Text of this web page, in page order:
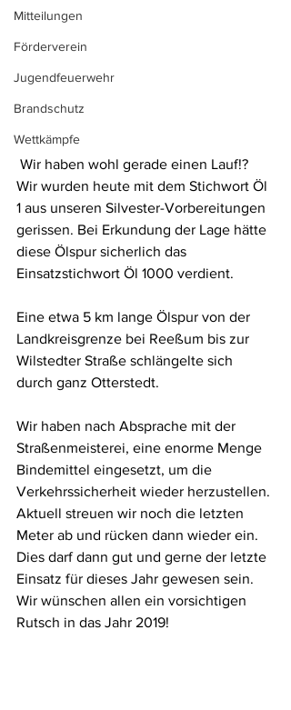
Mitteilungen
Förderverein
Jugendfeuerwehr
Brandschutz
Wettkämpfe
Wir haben wohl gerade einen Lauf!?
Wir wurden heute mit dem Stichwort Öl
1 aus unseren Silvester-Vorbereitungen
gerissen. Bei Erkundung der Lage hätte
diese Ölspur sicherlich das
Einsatzstichwort Öl 1000 verdient.
Eine etwa 5 km lange Ölspur von der
Landkreisgrenze bei Reeßum bis zur
Wilstedter Straße schlängelte sich
durch ganz Otterstedt.
Wir haben nach Absprache mit der
Straßenmeisterei, eine enorme Menge
Bindemittel eingesetzt, um die
Verkehrssicherheit wieder herzustellen.
Aktuell streuen wir noch die letzten
Meter ab und rücken dann wieder ein.
Dies darf dann gut und gerne der letzte
Einsatz für dieses Jahr gewesen sein.
Wir wünschen allen ein vorsichtigen
Rutsch in das Jahr 2019!